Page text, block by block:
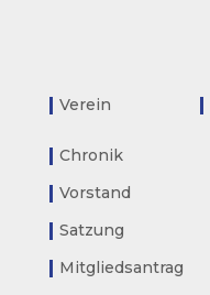
Verein
Chronik
Vorstand
Satzung
Mitgliedsantrag